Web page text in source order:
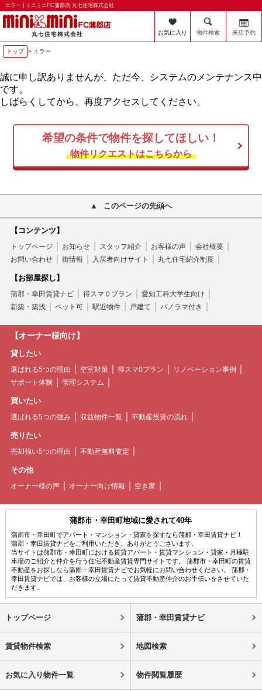
エラー | ミニミニFC蒲郡店 丸七住宅株式会社
お気に入り 物件検索 来店予約
トップ > エラー
誠に申し訳ありませんが、ただ今、システムのメンテナンス中
です。
しばらくしてから、再度アクセスしてください。
希望の条件で物件を探してほしい！
物件リクエストはこちらから
このページの先頭へ
【コンテンツ】
トップページ お知らせ スタッフ紹介 お客様の声
会社概要
お問い合わせ
街情報 入居者向けサイト 丸七住宅紹介制度
【お部屋探し】
蒲郡・幸田賃貸ナビ 得スマ０プラン
愛知工科大学生向け
新築・築浅
ペット可 駅近物件 戸建て パノラマ付き
【オーナー様向け】
貸したい
選ばれる5つの理由 空室対策 得スマ0プラン
リノベーション事例
サポート体制
管理システム
買いたい
選ばれる5つの強み 収益物件一覧 不動産投資の流れ
売りたい
売却強い5つの理由 不動産無料査定
その他
オーナー様の声 オーナー向け情報 空き家
蒲郡市・幸田町地域に愛されて40年
蒲郡市・幸田町でアパート・マンション・貸家を探すなら蒲郡・幸田賃貸ナビ！
蒲郡・幸田賃貸ナビをご利用いただき、ありがとうございます。
当サイトは蒲郡市・幸田町における賃貸アパート・賃貸マンション・貸家・月極駐
車場のご紹介と仲介を行う住宅不動産賃貸専門サイトです。 蒲郡市・幸田町の賃貸
不動産をお探しなら蒲郡・幸田賃貸ナビでお気軽にお問い合わせください。 蒲郡・
幸田賃貸ナビでは、お客様の立場にたって賃貸不動産仲介のお手伝いをさせていた
だきます。
トップページ 蒲郡・幸田賃貸ナビ
賃貸物件検索 地図検索
お気に入り物件一覧 物件閲覧履歴